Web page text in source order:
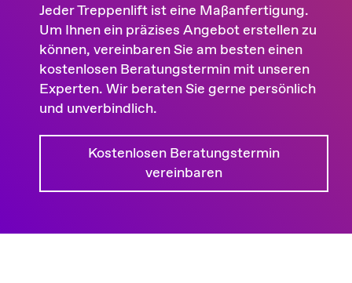
Jeder Treppenlift ist eine Maßanfertigung.
Um Ihnen ein präzises Angebot erstellen zu
können, vereinbaren Sie am besten einen
kostenlosen Beratungstermin mit unseren
Experten. Wir beraten Sie gerne persönlich
und unverbindlich.
Kostenlosen Beratungstermin
vereinbaren